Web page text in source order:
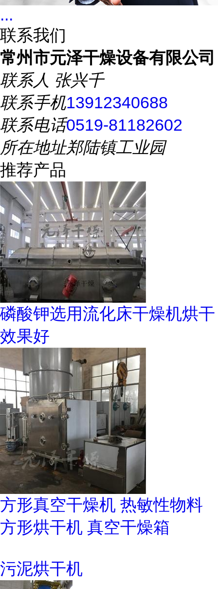
...
联系我们
常州市元泽干燥设备有限公司
联系人 张兴千
联系手机13912340688
联系电话0519-81182602
所在地址郑陆镇工业园
推荐产品
磷酸钾选用流化床干燥机烘干
效果好
方形真空干燥机 热敏性物料
方形烘干机 真空干燥箱
污泥烘干机